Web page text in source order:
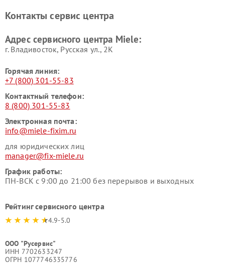
Miele
Miele
пылесосов Miele
Контакты сервис центра
Адрес сервисного центра Miele:
г. Владивосток, Русская ул., 2К
Горячая линия:
+7 (800) 301-55-83
Контактный телефон:
8 (800) 301-55-83
Электронная почта:
info@miele-fixim.ru
для юридических лиц
manager@fix-miele.ru
График работы:
ПН-ВСК с 9:00 до 21:00 без перерывов и выходных
Рейтинг сервисного центра
4.9-5.0
ООО "Русервис"
ИНН 7702633247
ОГРН 1077746335776